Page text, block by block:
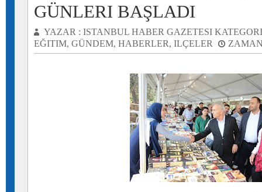
GÜNLERI BAŞLADI
YAZAR : ISTANBUL HABER GAZETESI
EĞITIM, GÜNDEM, HABERLER, ILÇELER